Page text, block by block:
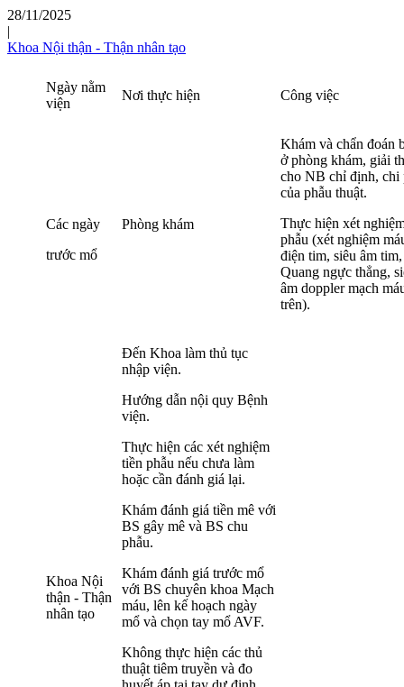
28/11/2025
|
Khoa Nội thận - Thận nhân tạo
Ngày nằm
viện
Nơi thực hiện Công việc
Các ngày
trước mổ
Phòng khám
Khám và chẩn đoán
ở phòng khám, giải
cho NB chỉ định, chi
của phẫu thuật.
Thực hiện xét
phẫu (xét nghiệm
điện tim, siêu âm
Quang ngực thẳng,
âm doppler mạch
trên).
Khoa Nội
thận - Thận
nhân tạo
Đến Khoa làm thủ tục
nhập viện.
Hướng dẫn nội quy Bệnh
viện.
Thực hiện các xét nghiệm
tiền phẫu nếu chưa làm
hoặc cần đánh giá lại.
Khám đánh giá tiền mê với
BS gây mê và BS chu
phẫu.
Khám đánh giá trước mổ
với BS chuyên khoa Mạch
máu, lên kế hoạch ngày
mổ và chọn tay mổ AVF.
Không thực hiện các thủ
thuật tiêm truyền và đo